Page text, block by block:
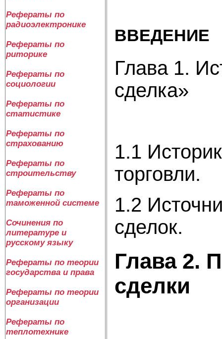
Рефераты по
радиоэлектронике
Рефераты по
риторике
Рефераты по
социологии
Рефераты по
статистике
Рефераты по
страхованию
Рефераты по
строительству
Рефераты по
таможенной системе
Сочинения по
литературе и
русскому языку
Рефераты по теории
государства и права
Рефераты по теории
организации
Рефераты по
теплотехнике
Глава 1.
сделка»
1.1
1.2
Глава 2.